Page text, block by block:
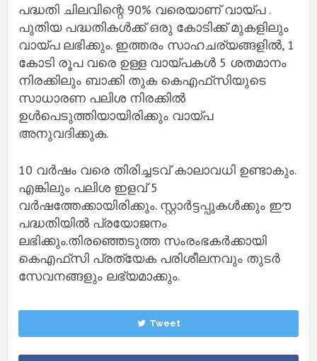
പദ്ധതി ചിലവിന്റെ 90% വരെയാണ് വായ്‌പ .
പുതിയ പദ്ധതികൾക്ക് ഒരു കോടിക്ക് മുകളിലും
വായ്‌പ ലഭിക്കും. ഇത്തരം സാഹചര്യങ്ങളിൽ, 1
കോടി രൂപ വരെ ഉള്ള വായ്‌പകൾ 5 ശതമാനം
നിരക്കിലും ബാക്കി തുക കെഎഫ്‌സിയുടെ
സാധാരണ പലിശ നിരക്കിൽ
ഉൾപെടുത്തിയായിരിക്കും വായ്‌പ
അനുവദിക്കുക.
10 വര്‍ഷം വരെ തിരിച്ചടവ് കാലാവധി ഉണ്ടാകും.
എങ്കിലും പലിശ ഇളവ് 5
വര്‍ഷത്തേക്കായിരിക്കും. സ്റ്റാര്‍ട്ടപ്പുകള്‍ക്കും ഈ
പദ്ധതിയില്‍ പ്രയോജനം
ലഭിക്കും.തിരഞ്ഞെടുത്ത സംരംഭകർക്കായി
കെഎഫ്‌സി പ്രത്യേക പരിശീലനവും തുടർ
സേവനങ്ങളും ലഭ്യമാക്കും.
Tweet